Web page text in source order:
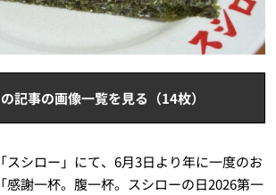
記事の画像一覧を見る（14枚）
スシロー」にて、6月3日より年に一度のお
感謝一杯。腹一杯。スシローの日2026第一